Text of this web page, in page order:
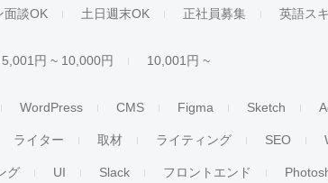
面談OK 土日週末OK 正社員募集 英語ス
5,001円 ~ 10,000円 10,001円 ~
WordPress CMS Figma Sketch
ライター 取材 ライティング SEO
グ UI Slack フロントエンド